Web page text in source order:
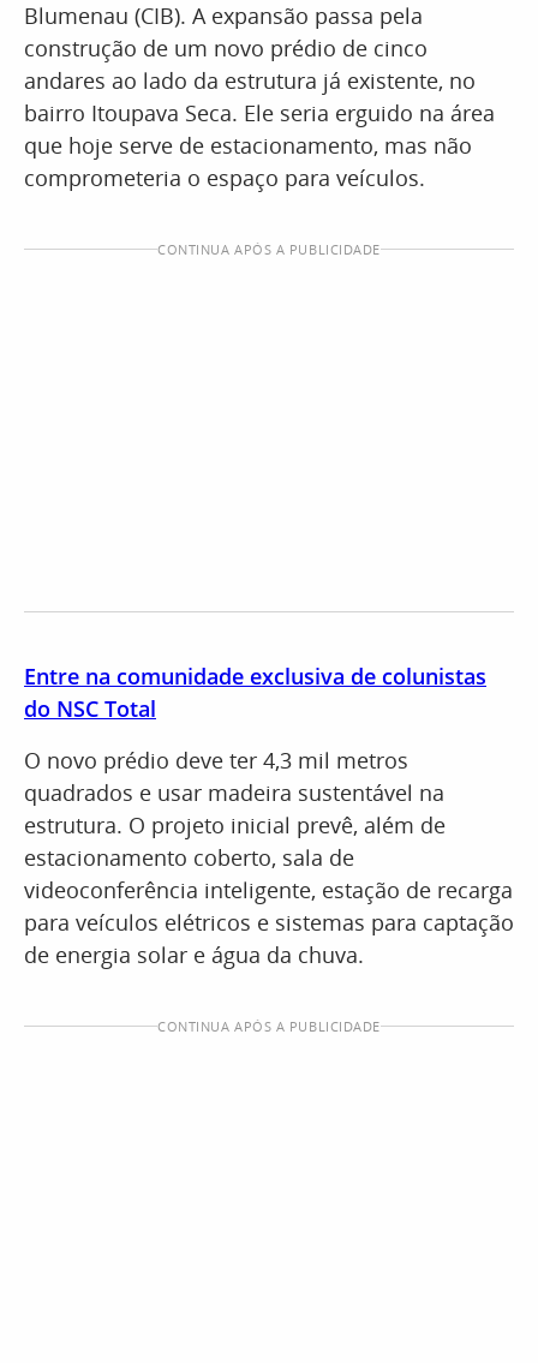
Blumenau (CIB). A expansão passa pela
construção de um novo prédio de cinco
andares ao lado da estrutura já existente, no
bairro Itoupava Seca. Ele seria erguido na área
que hoje serve de estacionamento, mas não
comprometeria o espaço para veículos.
CONTINUA APÓS A PUBLICIDADE
Entre na comunidade exclusiva de colunistas
do NSC Total
O novo prédio deve ter 4,3 mil metros
quadrados e usar madeira sustentável na
estrutura. O projeto inicial prevê, além de
estacionamento coberto, sala de
videoconferência inteligente, estação de recarga
para veículos elétricos e sistemas para captação
de energia solar e água da chuva.
CONTINUA APÓS A PUBLICIDADE